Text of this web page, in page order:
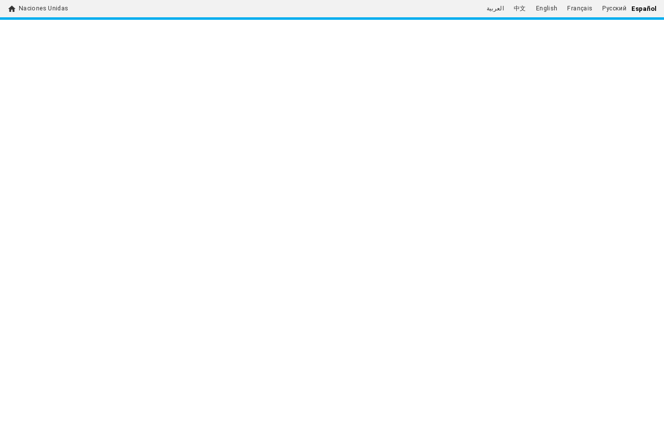
home Naciones Unidas العربية 中文 English Français Русский Español